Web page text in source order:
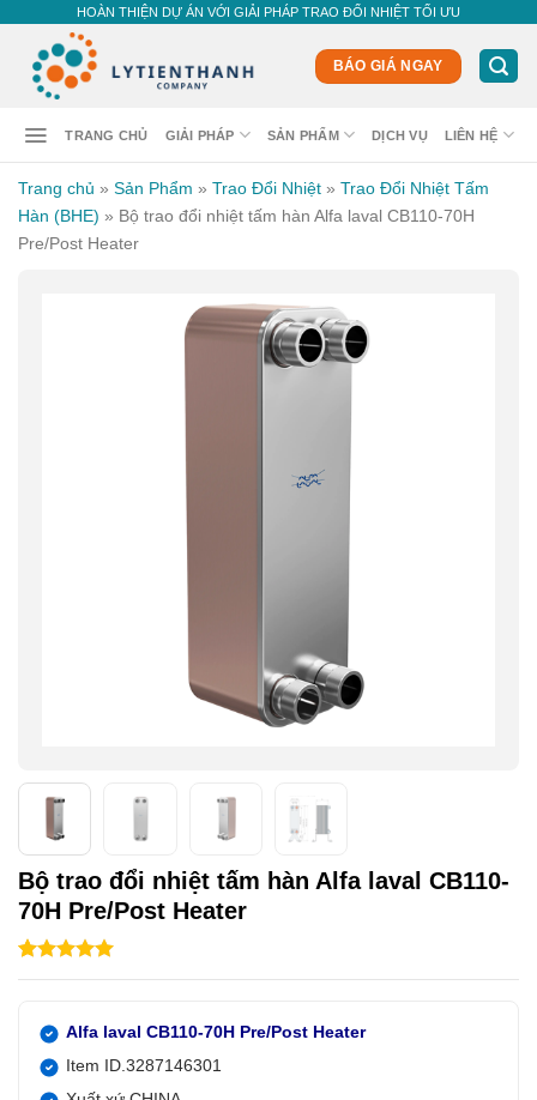
to
content
HOÀN THIỆN DỰ ÁN VỚI GIẢI PHÁP TRAO ĐỔI NHIỆT TỐI ƯU
BÁO GIÁ NGAY
TRANG CHỦ GIẢI PHÁP SẢN PHẨM DỊCH VỤ LIÊN HỆ
Trang chủ » Sản Phẩm » Trao Đổi Nhiệt » Trao Đổi Nhiệt Tấm
Hàn (BHE) » Bộ trao đổi nhiệt tấm hàn Alfa laval CB110-70H
Pre/Post Heater
Bộ trao đổi nhiệt tấm hàn Alfa laval CB110-
70H Pre/Post Heater
5.00trên 5
1
Alfa laval CB110-70H Pre/Post Heater
Item ID.3287146301